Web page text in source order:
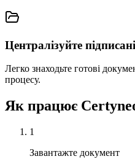
Централізуйте
Легко знаходьте готові
процесу.
Як працює
1
Завантажте документ